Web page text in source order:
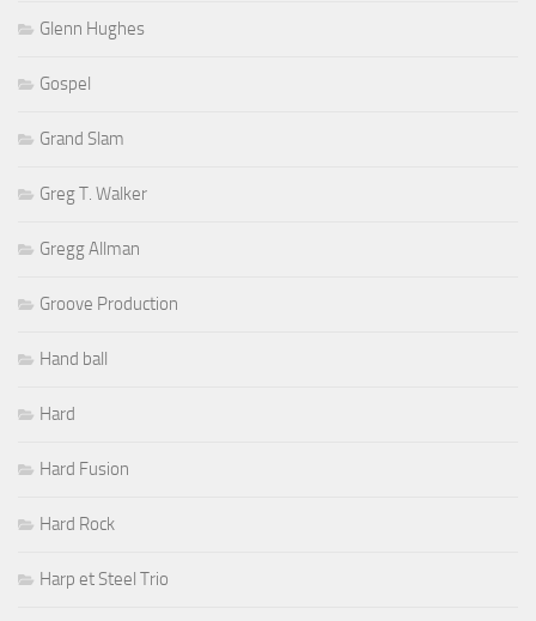
Glenn Hughes
Gospel
Grand Slam
Greg T. Walker
Gregg Allman
Groove Production
Hand ball
Hard
Hard Fusion
Hard Rock
Harp et Steel Trio